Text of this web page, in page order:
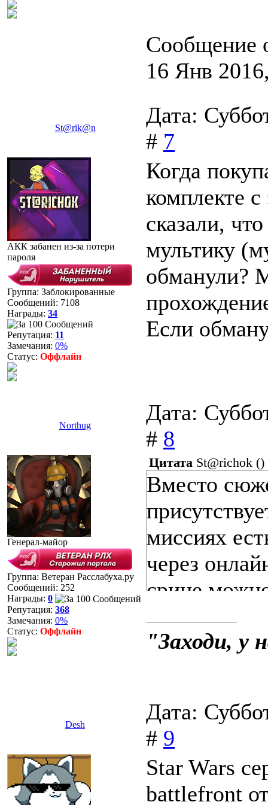
Сообщение
16 Янв
St@rik@n
Дата:
# 7
АКК забанен из-за потери
пароля
Группа: Заблокированные
Сообщений: 7108
Награды: 34
Репутация: 11
Замечания: 0%
Статус: Оффлайн
Когда
комплекте
сказали,
мультику
обманули?
Если
Northug
Дата:
# 8
Генерал-майор
Группа: Ветеран Расслабуха.ру
Сообщений: 252
Награды: 0
Репутация: 368
Замечания: 0%
Статус: Оффлайн
Цитата St@richok ()
Вместо
миссиях
через
срине
"Заходи, у
Desh
Дата:
# 9
Star Wars
battlefront